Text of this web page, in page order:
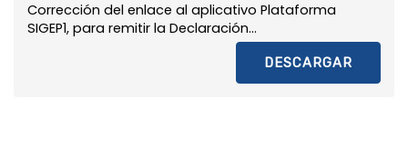
Corrección del enlace al aplicativo Plataforma
SIGEP1, para remitir la Declaración...
DESCARGAR